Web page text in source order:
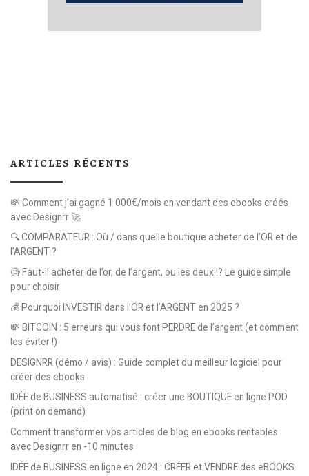
ARTICLES RÉCENTS
💸 Comment j’ai gagné 1 000€/mois en vendant des ebooks créés
avec Designrr 🚀
🔍 COMPARATEUR : Où / dans quelle boutique acheter de l’OR et de
l’ARGENT ?
🧐 Faut-il acheter de l’or, de l’argent, ou les deux !? Le guide simple
pour choisir
💰 Pourquoi INVESTIR dans l’OR et l’ARGENT en 2025 ?
💸 BITCOIN : 5 erreurs qui vous font PERDRE de l’argent (et comment
les éviter !)
DESIGNRR (démo / avis) : Guide complet du meilleur logiciel pour
créer des ebooks
IDÉE de BUSINESS automatisé : créer une BOUTIQUE en ligne POD
(print on demand)
Comment transformer vos articles de blog en ebooks rentables
avec Designrr en -10 minutes
IDÉE de BUSINESS en ligne en 2024 : CRÉER et VENDRE des eBOOKS